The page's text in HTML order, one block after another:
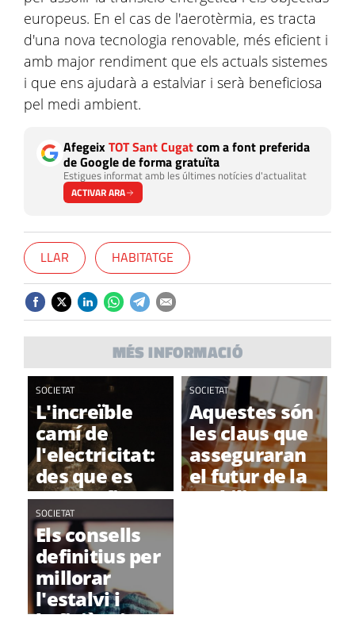
europeus. En el cas de l'aerotèrmia, es tracta
d'una nova tecnologia renovable, més eficient i
amb major rendiment que els actuals sistemes
i que ens ajudarà a estalviar i serà beneficiosa
pel medi ambient.
AfegeixTOT Sant Cugatcom a font preferida
de Google de forma gratuïta
Estigues informat amb les últimes notícies d'actualitat
ACTIVAR ARA
LLAR HABITATGE
MÉS INFORMACIÓ
SOCIETAT
L'increïble
camí de
l'electricitat:
des que es
genera fins
que arriba per
ser
consumida
SOCIETAT
Aquestes són
les claus que
asseguraran
el futur de la
mobilitat
SOCIETAT
Els consells
definitius per
millorar
l'estalvi i
l'eficiència